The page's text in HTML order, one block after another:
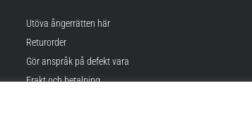
Utöva ångerrätten här
Returorder
Gör anspråk på defekt vara
Frakt och betalning